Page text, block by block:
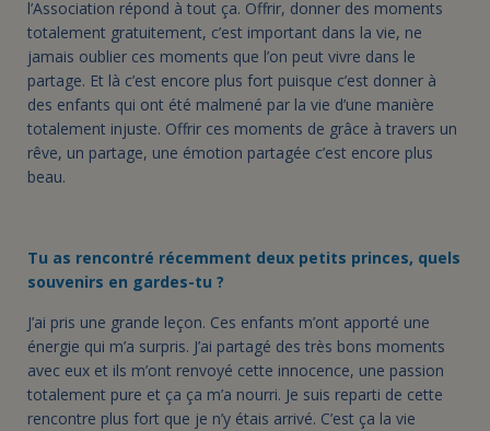
l’Association répond à tout ça. Offrir, donner des moments
totalement gratuitement, c’est important dans la vie, ne
jamais oublier ces moments que l’on peut vivre dans le
partage. Et là c’est encore plus fort puisque c’est donner à
des enfants qui ont été malmené par la vie d’une manière
totalement injuste. Offrir ces moments de grâce à travers un
rêve, un partage, une émotion partagée c’est encore plus
beau.
Tu as rencontré récemment deux petits princes, quels
souvenirs en gardes-tu ?
J’ai pris une grande leçon. Ces enfants m’ont apporté une
énergie qui m’a surpris. J’ai partagé des très bons moments
avec eux et ils m’ont renvoyé cette innocence, une passion
totalement pure et ça ça m’a nourri. Je suis reparti de cette
rencontre plus fort que je n’y étais arrivé. C’est ça la vie